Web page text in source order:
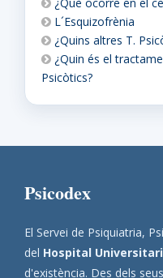
L´Esquizofrènia
¿Quins altres T.
¿Quin és el
Psicòtics?
Psicodex
El Servei de Psiquiatria,
del Hospital
d'existència. Des dels